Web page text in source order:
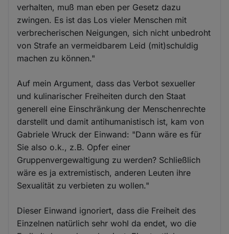
verhalten, muß man eben per Gesetz dazu
zwingen. Es ist das Los vieler Menschen mit
verbrecherischen Neigungen, sich nicht unbedroht
von Strafe an vermeidbarem Leid (mit)schuldig
machen zu können."
Auf mein Argument, dass das Verbot sexueller
und kulinarischer Freiheiten durch den Staat
generell eine Einschränkung der Menschenrechte
darstellt und damit antihumanistisch ist, kam von
Gabriele Wruck der Einwand: "Dann wäre es für
Sie also o.k., z.B. Opfer einer
Gruppenvergewaltigung zu werden? Schließlich
wäre es ja extremistisch, anderen Leuten ihre
Sexualität zu verbieten zu wollen."
Dieser Einwand ignoriert, dass die Freiheit des
Einzelnen natürlich sehr wohl da endet, wo die